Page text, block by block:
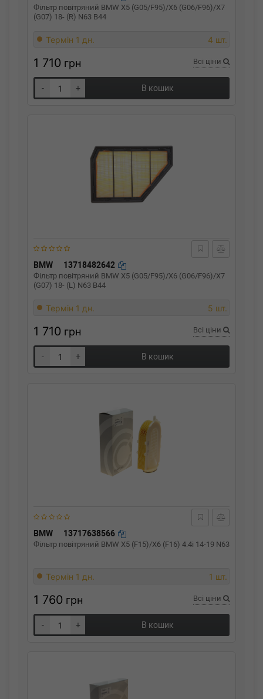
Фільтр повітряний BMW X5 (G05/F95)/X6 (G06/F96)/X7
(G07) 18- (R) N63 B44
Термін 1 дн. 4 шт.
1 710 грн Всі ціни
- + В кошик
BMW 13718482642
Фільтр повітряний BMW X5 (G05/F95)/X6 (G06/F96)/X7
(G07) 18- (L) N63 B44
Термін 1 дн. 5 шт.
1 710 грн Всі ціни
- + В кошик
BMW 13717638566
Фільтр повітряний BMW X5 (F15)/X6 (F16) 4.4i 14-19 N63
Термін 1 дн. 1 шт.
1 760 грн Всі ціни
- + В кошик